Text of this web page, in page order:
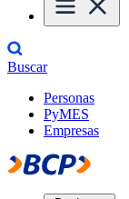
Buscar
Personas
PyMES
Empresas